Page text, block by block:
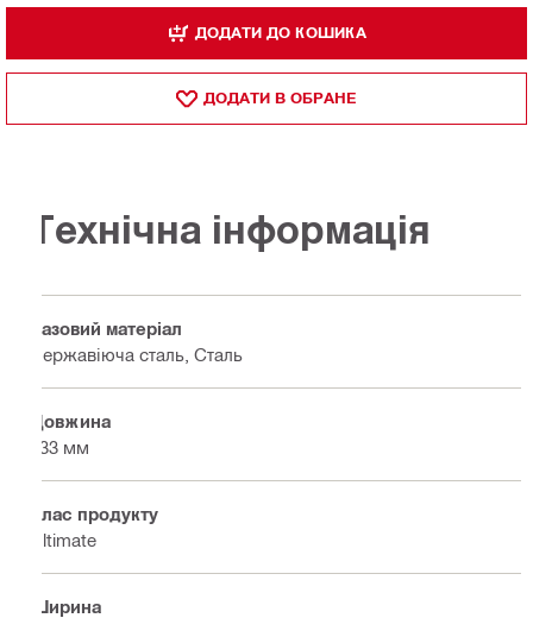
ДОДАТИ ДО КОШИКА
ДОДАТИ В ОБРАНЕ
Технічна інформація
Базовий матеріал
Нержавіюча сталь, Сталь
Довжина
533 мм
Клас продукту
Ultimate
Ширина